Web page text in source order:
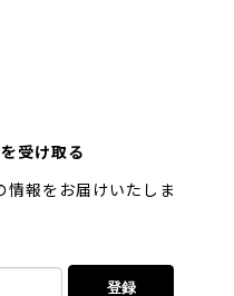
受け取る
情報をお届けいたしま
登録